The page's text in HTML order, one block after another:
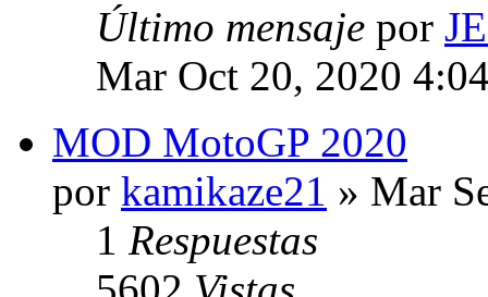
Último mensaje por
Mar Oct 20, 2020
MOD MotoGP 2020
por kamikaze21 » Mar
1 Respuestas